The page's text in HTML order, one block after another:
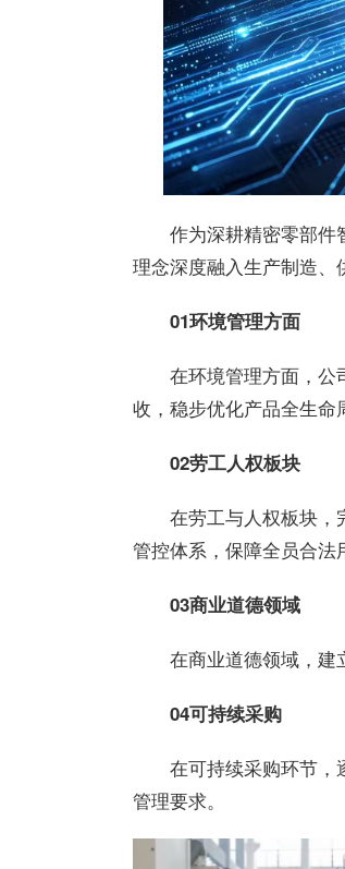
作为深耕精密零部件
理念深度融入生产制造、
01环境管理方面
在环境管理方面，公
收，稳步优化产品全生命
02劳工人权板块
在劳工与人权板块，
管控体系，保障全员合法
03商业道德领域
在商业道德领域，建
04可持续采购
在可持续采购环节，
管理要求。